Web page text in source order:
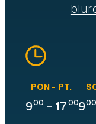
PON - PT.
900 - 17 00900